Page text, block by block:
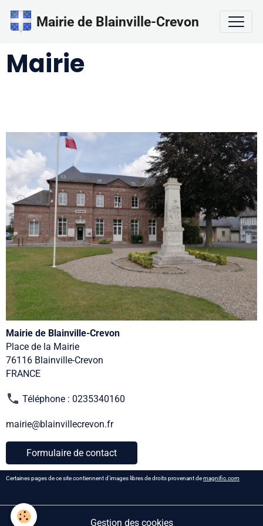
Mairie de Blainville-Crevon
Mairie
Mairie de Blainville-Crevon
Place de la Mairie
76116 Blainville-Crevon
FRANCE
Téléphone : 0235340160
mairie@blainvillecrevon.fr
Formulaire de contact
Certaines pages de ce site contiennent d'images libres de droits provenant demagnific.com
Gestion des cookies